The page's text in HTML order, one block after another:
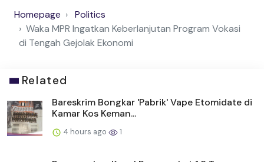
Homepage
Politics
Waka MPR Ingatkan Keberlanjutan Program Vokasi
di Tengah Gejolak Ekonomi
Related
Bareskrim Bongkar 'Pabrik' Vape Etomidate di
Kamar Kos Keman...
4 hours ago 1